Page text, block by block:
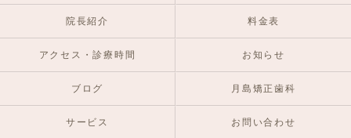
院長紹介 料金表
アクセス・診療時間 お知らせ
ブログ 月島矯正歯科
サービス お問い合わせ